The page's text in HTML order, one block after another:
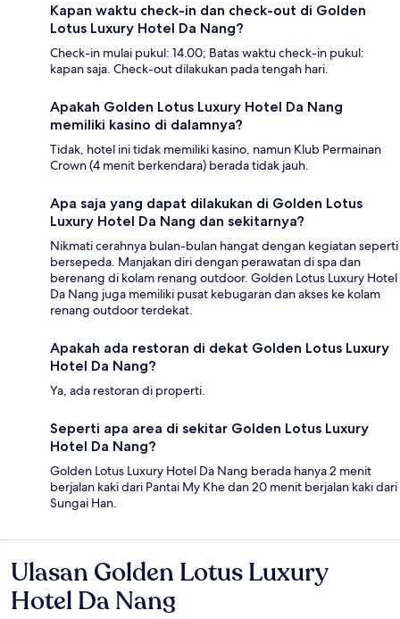
Kapan waktu check-in dan check-out di Golden
Lotus Luxury Hotel Da Nang?
Check-in mulai pukul: 14.00; Batas waktu check-in pukul:
kapan saja. Check-out dilakukan pada tengah hari.
Apakah Golden Lotus Luxury Hotel Da Nang
memiliki kasino di dalamnya?
Tidak, hotel ini tidak memiliki kasino, namun Klub Permainan
Crown (4 menit berkendara) berada tidak jauh.
Apa saja yang dapat dilakukan di Golden Lotus
Luxury Hotel Da Nang dan sekitarnya?
Nikmati cerahnya bulan-bulan hangat dengan kegiatan seperti
bersepeda. Manjakan diri dengan perawatan di spa dan
berenang di kolam renang outdoor. Golden Lotus Luxury Hotel
Da Nang juga memiliki pusat kebugaran dan akses ke kolam
renang outdoor terdekat.
Apakah ada restoran di dekat Golden Lotus Luxury
Hotel Da Nang?
Ya, ada restoran di properti.
Seperti apa area di sekitar Golden Lotus Luxury
Hotel Da Nang?
Golden Lotus Luxury Hotel Da Nang berada hanya 2 menit
berjalan kaki dari Pantai My Khe dan 20 menit berjalan kaki dari
Sungai Han.
Ulasan
Ulasan Golden Lotus Luxury
Hotel Da Nang